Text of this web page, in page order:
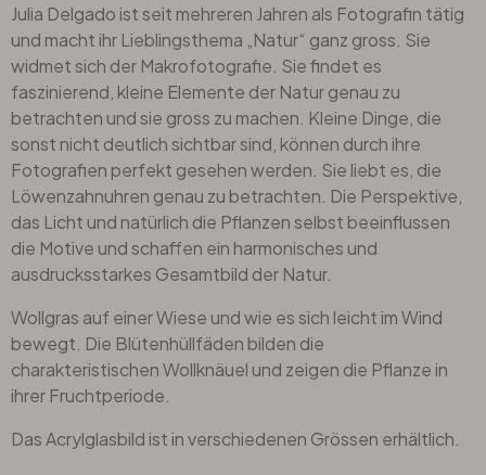
Julia Delgado ist seit mehreren Jahren als Fotografin tätig
und macht ihr Lieblingsthema „Natur“ ganz gross. Sie
widmet sich der Makrofotografie. Sie findet es
faszinierend, kleine Elemente der Natur genau zu
betrachten und sie gross zu machen. Kleine Dinge, die
sonst nicht deutlich sichtbar sind, können durch ihre
Fotografien perfekt gesehen werden. Sie liebt es, die
Löwenzahnuhren genau zu betrachten. Die Perspektive,
das Licht und natürlich die Pflanzen selbst beeinflussen
die Motive und schaffen ein harmonisches und
ausdrucksstarkes Gesamtbild der Natur.
Wollgras auf einer Wiese und wie es sich leicht im Wind
bewegt. Die Blütenhüllfäden bilden die
charakteristischen Wollknäuel und zeigen die Pflanze in
ihrer Fruchtperiode.
Das Acrylglasbild ist in verschiedenen Grössen erhältlich.